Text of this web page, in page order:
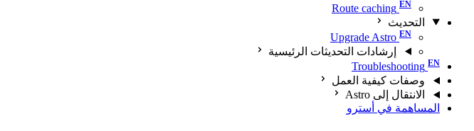
Route caching
التحديث
Upgrade Astro
إرشادات التحديثات الرئيسية
Troubleshooting
وصفات كيفية العمل
الانتقال إلى Astro
المساهمة في أسترو